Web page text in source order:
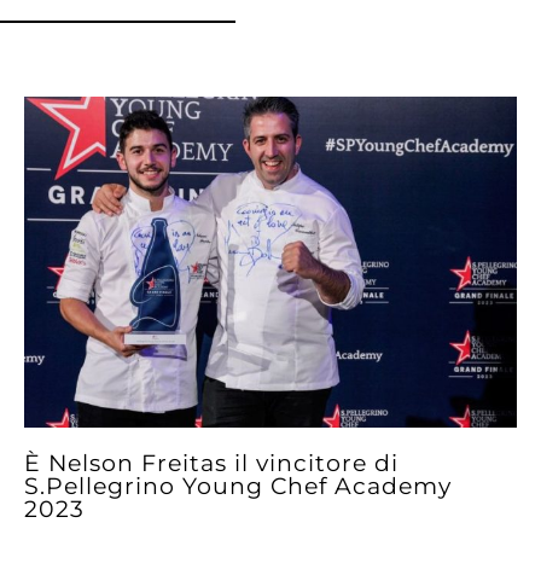
È Nelson Freitas il vincitore di
S.Pellegrino Young Chef Academy
2023